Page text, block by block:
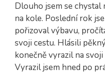
Dlouho jsem se
na kole. Poslední rok
pořizoval výbavu,
svoji cestu. Hlásili
konečně vyrazil na
Vyrazil jsem hned po